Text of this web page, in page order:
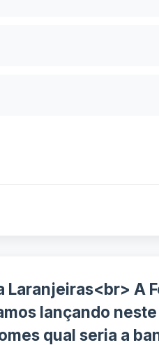
Laranjeiras<br> A
lançando
qual seria a